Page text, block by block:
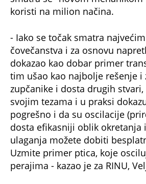
koristi na milion načina.
- Iako se točak smatra
čovečanstva i za osnovu
dokazao kao dobar primer
tim ušao kao najbolje rešenje i
zupčanike i dosta drugih
svojim tezama i u praksi
pogrešno i da su oscilacije
dosta efikasniji oblik okretanja
ulaganja možete dobiti
Uzmite primer ptica, koje
perajima - kazao je za RINU,